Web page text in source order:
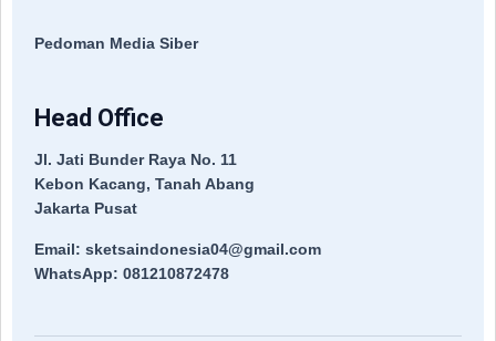
Pedoman Media Siber
Head Office
Jl. Jati Bunder Raya No. 11
Kebon Kacang, Tanah Abang
Jakarta Pusat
Email: sketsaindonesia04@gmail.com
WhatsApp: 081210872478